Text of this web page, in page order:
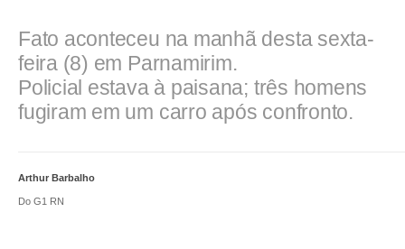
Fato aconteceu na manhã desta sexta-
feira (8) em Parnamirim.
Policial estava à paisana; três homens
fugiram em um carro após confronto.
Arthur Barbalho
Do G1 RN